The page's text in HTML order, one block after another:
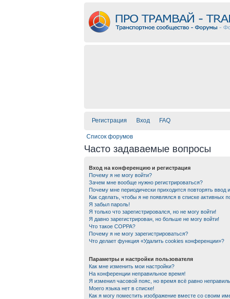
Регистрация Вход FAQ
Список форумов
Часто задаваемые вопросы
Вход на конференцию и регистрация
Почему я не могу войти?
Зачем мне вообще нужно регистрироваться?
Почему мне периодически приходится повторять ввод
Как сделать, чтобы я не появлялся в списке активных
Я забыл пароль!
Я только что зарегистрировался, но не могу войти!
Я давно зарегистрирован, но больше не могу войти!
Что такое COPPA?
Почему я не могу зарегистрироваться?
Что делает функция «Удалить cookies конференции»?
Параметры и настройки пользователя
Как мне изменить мои настройки?
На конференции неправильное время!
Я изменил часовой пояс, но время всё равно
Моего языка нет в списке!
Как я могу поместить изображение вместе со своим